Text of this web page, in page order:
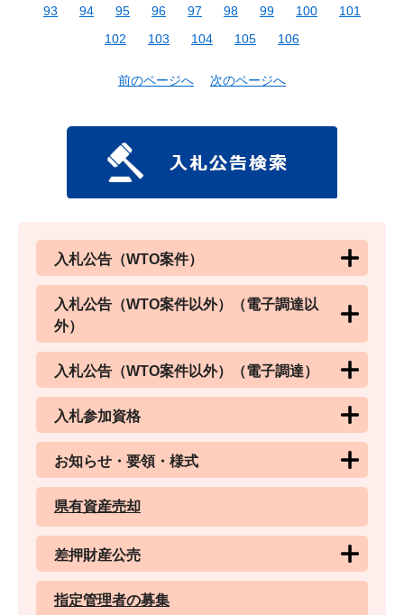
93
94 95 96 97 98 99 100
101
102
103 104 105 106
前のページへ 次のページへ
入札公告（WTO案件）
入札公告（WTO案件以外）（電子調達以
外）
入札公告（WTO案件以外）（電子調達）
入札参加資格
お知らせ・要領・様式
県有資産売却
差押財産公売
指定管理者の募集